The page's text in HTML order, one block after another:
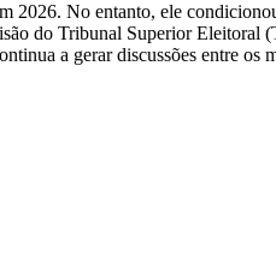
No entanto, ele
do Tribunal Superior
a gerar discussões entre os